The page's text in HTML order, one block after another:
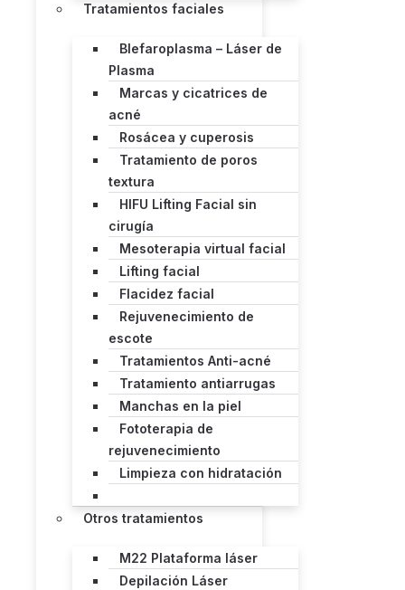
Tratamientos faciales
Blefaroplasma – Láser de
Plasma
Marcas y cicatrices de
acné
Rosácea y cuperosis
Tratamiento de poros
textura
HIFU Lifting Facial sin
cirugía
Mesoterapia virtual facial
Lifting facial
Flacidez facial
Rejuvenecimiento de
escote
Tratamientos Anti-acné
Tratamiento antiarrugas
Manchas en la piel
Fototerapia de
rejuvenecimiento
Limpieza con hidratación
Otros tratamientos
M22 Plataforma láser
Depilación Láser